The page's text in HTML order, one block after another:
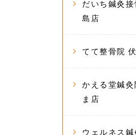
だいち鍼灸
島店
てて整骨院
かえる堂鍼
ま店
ウェルネス